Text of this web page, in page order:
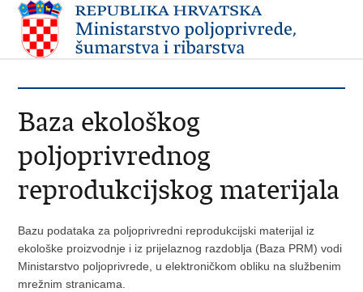
Baza ekološkog
poljoprivrednog
reprodukcijskog materijala
Bazu podataka za poljoprivredni reprodukcijski materijal iz
ekološke proizvodnje i iz prijelaznog razdoblja (Baza PRM) vodi
Ministarstvo poljoprivrede, u elektroničkom obliku na službenim
mrežnim stranicama.